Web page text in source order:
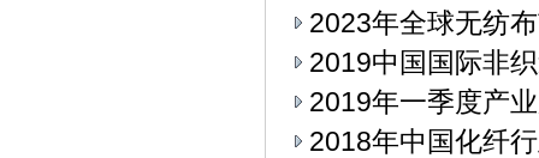
2023年全球无纺
2019中国国际非
2019年一季度产
2018年中国化纤